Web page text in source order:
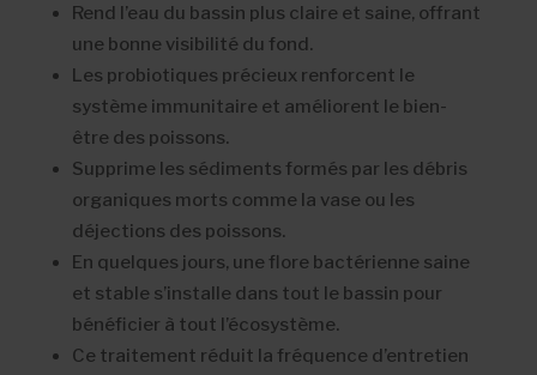
Rend l’eau du bassin plus claire et saine, offrant
une bonne visibilité du fond.
Les probiotiques précieux renforcent le
système immunitaire et améliorent le bien-
être des poissons.
Supprime les sédiments formés par les débris
organiques morts comme la vase ou les
déjections des poissons.
En quelques jours, une flore bactérienne saine
et stable s’installe dans tout le bassin pour
bénéficier à tout l’écosystème.
Ce traitement réduit la fréquence d’entretien